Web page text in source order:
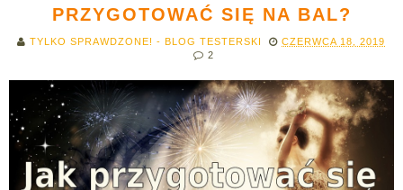
PRZYGOTOWAĆ SIĘ NA BAL?
TYLKO SPRAWDZONE! - BLOG TESTERSKI
CZERWCA 18, 2019
2